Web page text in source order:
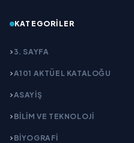
KATEGORILER
3. SAYFA
A101 AKTÜEL KATALOĞU
ASAYİŞ
BİLİM VE TEKNOLOJİ
BİYOGRAFİ